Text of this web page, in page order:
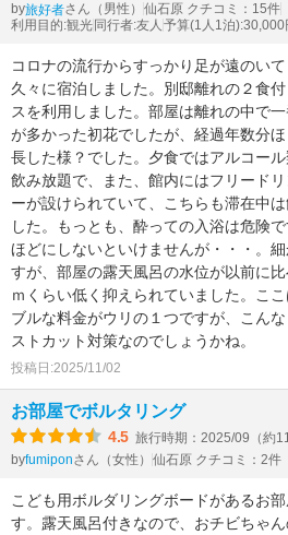
by旅好者さん（男性） 仙石原 クチコミ：15件
利用目的:観光同行者:友人 予算(1人1泊):30,000
コロナの流行からすっかり足が遠のいて
久々に宿泊しました。別邸離れの２食
スを利用しました。部屋は離れの中で
が多かった初花でしたが、経過年数分
長した様？でした。夕食ではアルコー
飲み放題で、また、館内にはフリード
ーが設けられていて、こちらも滞在中
した。もっとも、酔っての入浴は危険
ほどにしないといけませんが・・・。
すが、部屋の露天風呂の水位が以前に比
ｍくらい低く抑えられていました。こ
ブルな料金がウリの１つですが、こん
ストカット対策なのでしょうかね。
投稿日:2025/11/02
お部屋でボルタリング
4.5 旅行時期：2025/09（約
byfumiponさん（女性） 仙石原 クチコミ：2件
こども用ボルダリングボードがあるお
す。露天風呂付きなので、おチビちゃ